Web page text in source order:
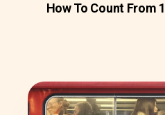
How To Count From